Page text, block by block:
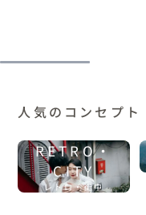
人気のコンセプト
RETRO・
CITY
レトロ・街中